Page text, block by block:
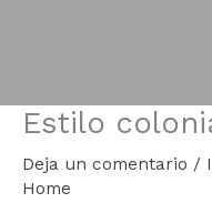
Estilo
Deja un comentario /
Home